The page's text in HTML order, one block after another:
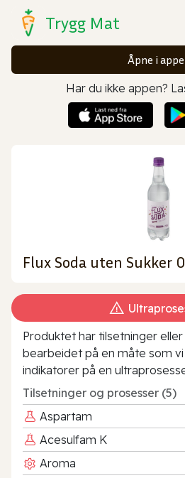
Trygg Mat
Åpne i
Har du ikke appen?
Flux Soda uten Sukker
Produktet har tilsetninger
bearbeidet på en måte som
indikatorer på en
Tilsetninger og prosesser (5)
Aspartam
Acesulfam K
Aroma